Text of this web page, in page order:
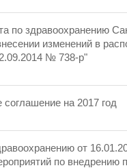
по здравоохранению
изменений в
№ 738-р"
на 2017 год
от
по внедрению